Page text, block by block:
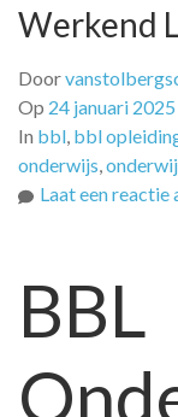
Werkend
Door
Op 24 januari 2025
In bbl, bbl
onderwijs,
Laat een reactie
BBL